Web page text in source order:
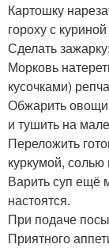
Картошку
гороху с
Сделать
Морковь
кусочками)
Обжарить овощи
и тушить на
Переложить
куркумой,
Варить суп ещё
настоятся.
При подаче
Приятного